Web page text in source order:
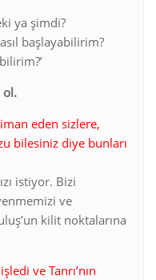
ya şimdi?
başlayabilirim?
ol.
iman eden sizlere,
bilesiniz diye bunları
istiyor. Bizi
ve
kilit noktalarına
ve Tanrı’nın